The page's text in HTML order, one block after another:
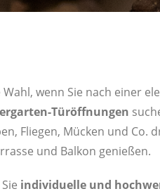
wenn Sie nach einer
Türöffnungen
Fliegen, Mücken und Co.
und Balkon genießen.
individuelle und